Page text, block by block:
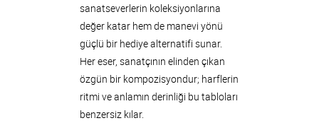
sanatseverlerin koleksiyonlarına
değer katar hem de manevi yönü
güçlü bir hediye alternatifi sunar.
Her eser, sanatçının elinden çıkan
özgün bir kompozisyondur; harflerin
ritmi ve anlamın derinliği bu tabloları
benzersiz kılar.